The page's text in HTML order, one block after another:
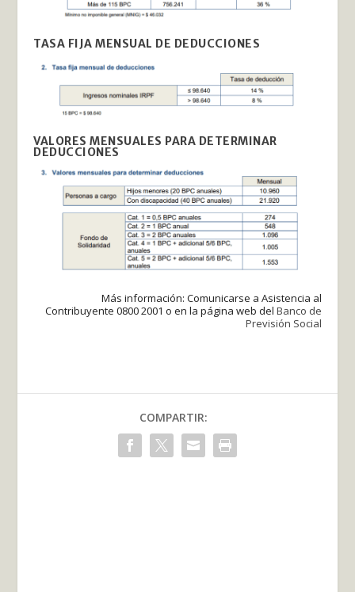
TASA FIJA MENSUAL DE DEDUCCIONES
VALORES MENSUALES PARA DETERMINAR
DEDUCCIONES
Más información: Comunicarse a Asistencia al
Contribuyente 0800 2001 o en la página web del Banco de
Previsión Social
COMPARTIR: